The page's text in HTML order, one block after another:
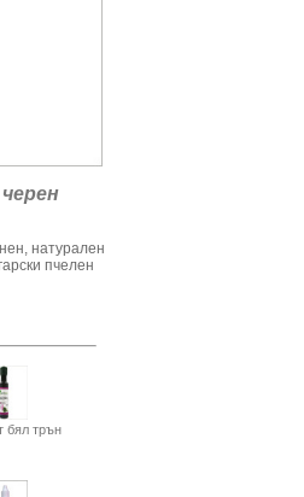
натурален
пчелен
бял трън